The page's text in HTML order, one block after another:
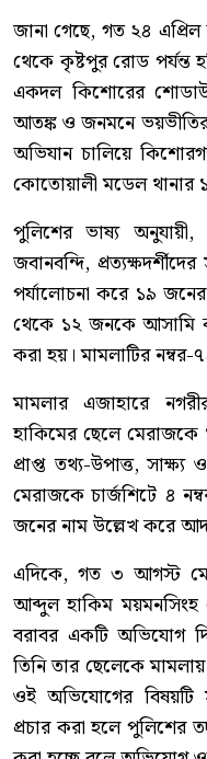
জানা গেছে, গত ২৪
থেকে কৃষ্টপুর রোড পর্যন্ত
একদল কিশোরের
আতঙ্ক ও জনমনে ভয়ভীতির
অভিযান চালিয়ে
কোতোয়ালী মডেল থানার
পুলিশের ভাষ্য অনুযায়ী,
জবানবন্দি,
পর্যালোচনা করে ১৯
থেকে ১২ জনকে আসামি
করা হয়। মামলাটির
মামলার এজাহারে
হাকিমের ছেলে
প্রাপ্ত তথ্য-উপাত্ত,
মেরাজকে চার্জশিটে ৪
জনের নাম উল্লেখ করে
এদিকে, গত ৩ আগস্ট
আব্দুল হাকিম
বরাবর একটি অভিযোগ
তিনি তার ছেলেকে
ওই অভিযোগের বিষয়টি
প্রচার করা হলে পুলিশের